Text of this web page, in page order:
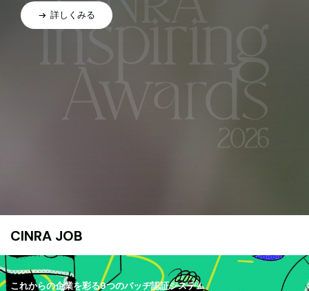
詳しくみる
CINRA JOB
これからの企業を彩る9つのバッヂ認証システム